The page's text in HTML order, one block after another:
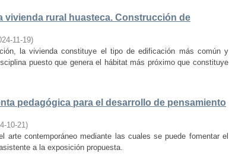
vivienda rural huasteca. Construcción de
11-19)
la vivienda constituye el tipo de edificación más común y
puesto que genera el hábitat más próximo que constituye
pedagógica para el desarrollo de pensamiento
10-21)
arte contemporáneo mediante las cuales se puede fomentar el
a la exposición propuesta.